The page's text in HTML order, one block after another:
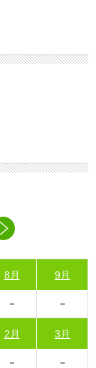
8月 9月
2月 3月